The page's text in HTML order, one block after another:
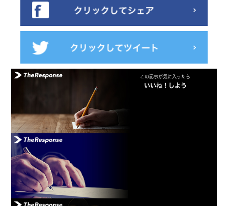
この記事が気に入ったら
いいね！しよう